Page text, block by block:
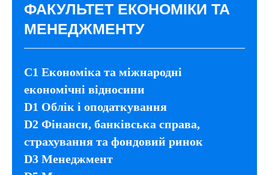
ФАКУЛЬТЕТ ЕКОНОМІКИ ТА
МЕНЕДЖМЕНТУ
C1 Економіка та міжнародні
економічні відносини
D1 Облік і оподаткування
D2 Фінанси, банківська справа,
страхування та фондовий ринок
D3 Менеджмент